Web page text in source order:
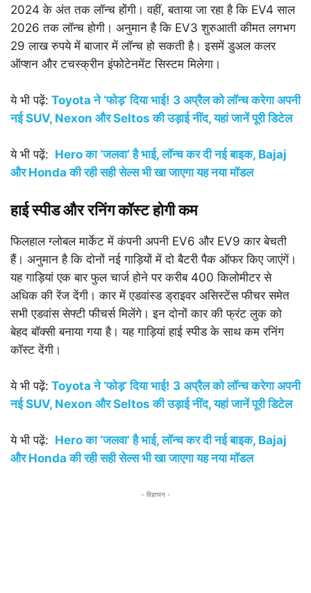
2024 के अंत तक लॉन्च होंगी। वहीं, बताया जा रहा है कि EV4 साल
2026 तक लॉन्च होगी। अनुमान है कि EV3 शुरुआती कीमत लगभग
29 लाख रुपये में बाजार में लॉन्च हो सकती है। इसमें डुअल कलर
ऑप्शन और टचस्क्रीन इंफोटेनमेंट सिस्टम मिलेगा।
ये भी पढ़ें: Toyotaने ‘फोड़’ दिया भाई! 3 अप्रैल को लॉन्च करेगा अपनी
नईSUV, Nexon औरSeltosकी उड़ाई नींद,यहां जानें पूरी डिटेल
ये भी पढ़ें: Heroका ‘जलवा’ है भाई,लॉन्च कर दी नई बाइक, Bajaj
औरHondaकी रही सही सेल्स भी खा जाएगा यह नया मॉडल
हाई स्पीड और रनिंग कॉस्ट होगी कम
फिलहाल ग्लोबल मार्केट में कंपनी अपनी EV6 और EV9 कार बेचती
हैं। अनुमान है कि दोनों नई गाड़ियों में दो बैटरी पैक ऑफर किए जाएंगें।
यह गाड़ियां एक बार फुल चार्ज होने पर करीब 400 किलोमीटर से
अधिक की रेंज देंगी। कार में एडवांस्ड ड्राइवर असिस्टेंस फीचर समेत
सभी एडवांस सेफ्टी फीचर्स मिलेंगे। इन दोनों कार की फ्रंट लुक को
बेहद बॉक्सी बनाया गया है। यह गाड़ियां हाई स्पीड के साथ कम रनिंग
कॉस्ट देंगी।
ये भी पढ़ें: Toyotaने ‘फोड़’ दिया भाई! 3 अप्रैल को लॉन्च करेगा अपनी
नईSUV, Nexon औरSeltosकी उड़ाई नींद,यहां जानें पूरी डिटेल
ये भी पढ़ें: Heroका ‘जलवा’ है भाई,लॉन्च कर दी नई बाइक, Bajaj
औरHondaकी रही सही सेल्स भी खा जाएगा यह नया मॉडल
- विज्ञापन -